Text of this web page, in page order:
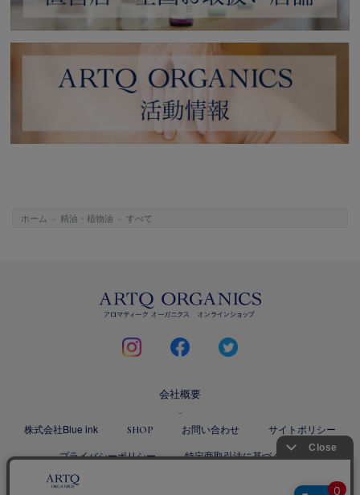
ホーム 精油・植物油 すべて
ARTQ
ORGANICS
会社概要
株式会社Blue ink SHOP お問い合わせ
サイトポリシー
プライバシーポリシー
特定商取引法に基づく表記